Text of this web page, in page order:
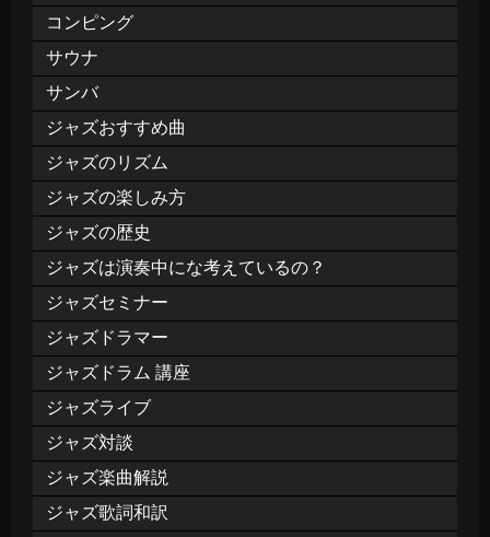
コンピング
サウナ
サンバ
ジャズおすすめ曲
ジャズのリズム
ジャズの楽しみ方
ジャズの歴史
ジャズは演奏中にな考えているの？
ジャズセミナー
ジャズドラマー
ジャズドラム 講座
ジャズライブ
ジャズ対談
ジャズ楽曲解説
ジャズ歌詞和訳